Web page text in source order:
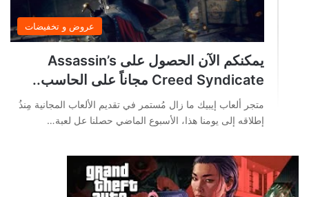
عروض و تخفيضات
يمكنكم الآن الحصول على Assassin’s
Creed Syndicate مجاناً على الحاسب..
متجر ألعاب إيبيك ما زال مُستمر في تقديم الألعاب المجانية مِنذُ
إطلاقه إلى يومنا هذا، الأسبوع الماضي حصلنا عل لعبة…